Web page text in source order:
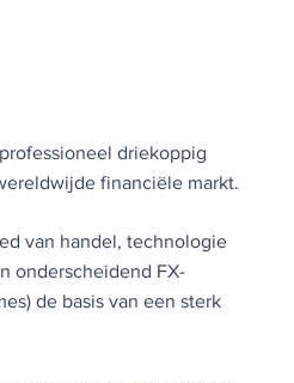
driekoppig
financiële markt.
van handel, technologie
onderscheidend FX-
de basis van een sterk